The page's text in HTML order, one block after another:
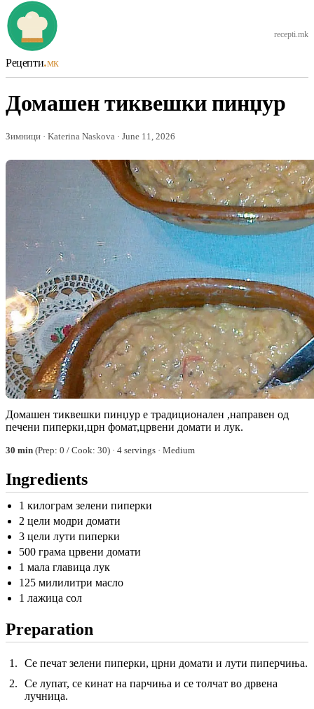
Рецепти.мк
recepti.mk
Домашен тиквешки пинџур
Зимници · Katerina Naskova · June 11, 2026
Домашен тиквешки пинџур е традиционален ,направен од
печени пиперки,црн фомат,црвени домати и лук.
30 min (Prep: 0 / Cook: 30) · 4 servings · Medium
Ingredients
1 килограм зелени пиперки
2 цели модри домати
3 цели лути пиперки
500 грама црвени домати
1 мала главица лук
125 милилитри масло
1 лажица сол
Preparation
Се печат зелени пиперки, црни домати и лути пиперчиња.
Се лупат, се кинат на парчиња и се толчат во дрвена
лучница.